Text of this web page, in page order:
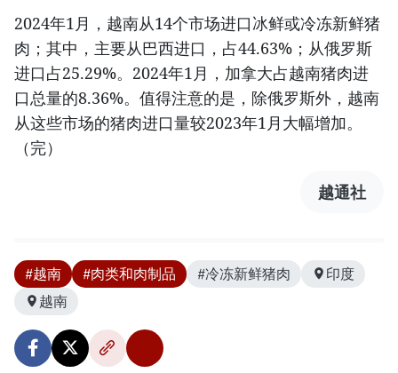
2024年1月，越南从14个市场进口冰鲜或冷冻新鲜猪
肉；其中，主要从巴西进口，占44.63%；从俄罗斯
进口占25.29%。2024年1月，加拿大占越南猪肉进
口总量的8.36%。值得注意的是，除俄罗斯外，越南
从这些市场的猪肉进口量较2023年1月大幅增加。
（完）
越通社
#越南 #肉类和肉制品 #冷冻新鲜猪肉
印度
越南